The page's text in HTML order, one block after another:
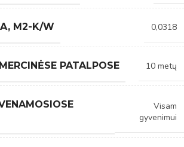
M2-K/W 0,0318
PATALPOSE 10 metų
Visam
gyvenimui